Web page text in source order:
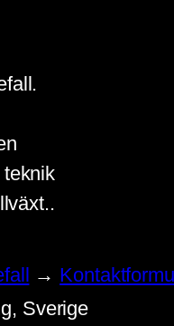
teknik
→
Sverige